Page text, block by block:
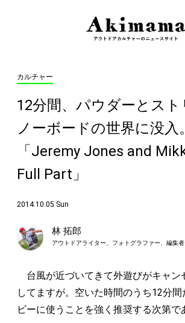
カルチャー
12分間、パウダーとスト
ノーボードの世界に没入。
「Jeremy Jones and
Full Part」
2014.10.05 Sun
林 拓郎
アウトドアライター、フォトグラファー、編集者
台風が近づいてきて外遊びがキャン
してますが。空いた時間のうち12分
ビーに使うことを強く推奨する次第で